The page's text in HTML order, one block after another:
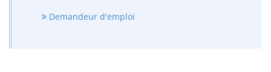
Demandeur d'emploi